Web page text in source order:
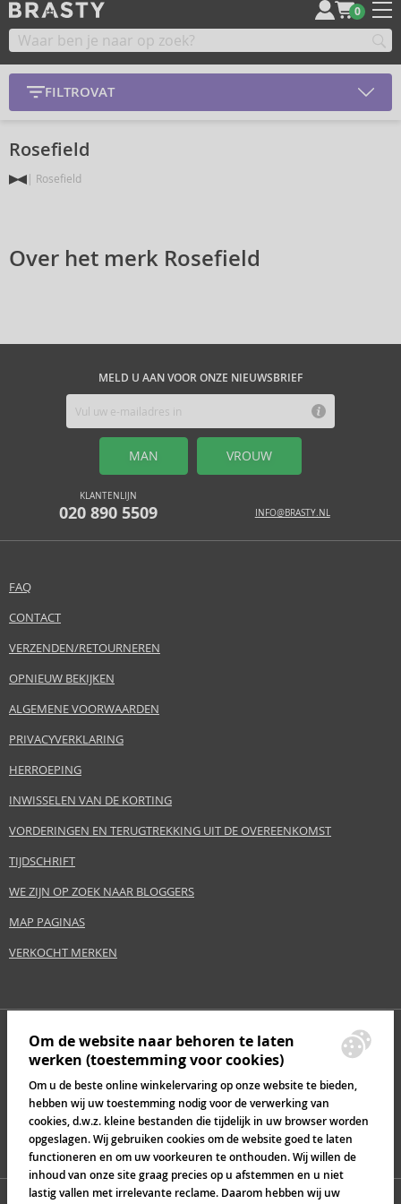
0
FILTROVAT
Rosefield
Rosefield
Over het merk Rosefield
MELD U AAN VOOR ONZE NIEUWSBRIEF
MAN VROUW
KLANTENLIJN
020 890 5509 INFO@BRASTY.NL
FAQ
CONTACT
VERZENDEN/RETOURNEREN
OPNIEUW BEKIJKEN
ALGEMENE VOORWAARDEN
PRIVACYVERKLARING
HERROEPING
INWISSELEN VAN DE KORTING
VORDERINGEN EN TERUGTREKKING UIT DE OVEREENKOMST
TIJDSCHRIFT
WE ZIJN OP ZOEK NAAR BLOGGERS
MAP PAGINAS
VERKOCHT MERKEN
Om de website naar behoren te laten
werken (toestemming voor cookies)
Om u de beste online winkelervaring op onze website te bieden,
hebben wij uw toestemming nodig voor de verwerking van
cookies, d.w.z. kleine bestanden die tijdelijk in uw browser worden
opgeslagen. Wij gebruiken cookies om de website goed te laten
functioneren en om uw voorkeuren te onthouden. Wij willen de
inhoud van onze site graag precies op u afstemmen en u niet
lastig vallen met irrelevante reclame. Daarom hebben wij uw